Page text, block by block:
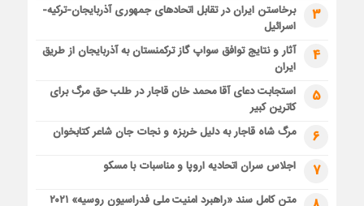
3
برخاستن ایران در تقابل اتحادهای جمهوری آذربایجان-ترکیه-
اسرائیل
4
آثار و نتایج توافق سواپ گاز ترکمنستان به آذربایجان از طریق
ایران
5
استجابت دعای آقا محمد خان قاجار در طلب حق مرگ برای
کاترین کبیر
6 مرگ شاه قاجار به دلیل خربزه و نجات جان شاعر کتابخوان
7 اجلاس سران اتحادیه اروپا و مناسبات با مسکو
متن کامل سند «راهبرد امنیت ملی فدراسیون روسیه» ۲۰۲۱